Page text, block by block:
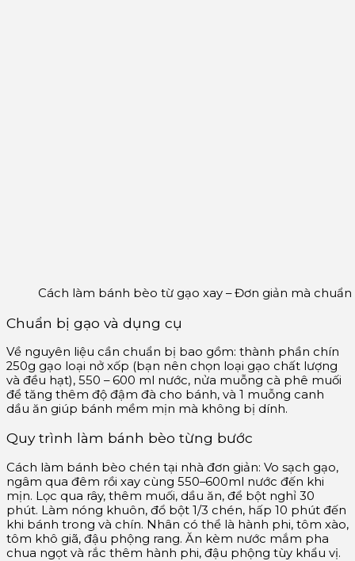
Cách làm bánh bèo từ gạo xay – Đơn giản mà chuẩn
Chuẩn bị gạo và dụng cụ
Về nguyên liệu cần chuẩn bị bao gồm: thành phần chín
250g gạo loại nở xốp (bạn nên chọn loại gạo chất lượng
và đều hạt), 550 – 600 ml nước, nửa muỗng cà phê muối
để tăng thêm độ đậm đà cho bánh, và 1 muỗng canh
dầu ăn giúp bánh mềm mịn mà không bị dính.
Quy trình làm bánh bèo từng bước
Cách làm bánh bèo chén tại nhà đơn giản: Vo sạch gạo,
ngâm qua đêm rồi xay cùng 550–600ml nước đến khi
mịn. Lọc qua rây, thêm muối, dầu ăn, để bột nghỉ 30
phút. Làm nóng khuôn, đổ bột 1/3 chén, hấp 10 phút đến
khi bánh trong và chín. Nhân có thể là hành phi, tôm xào,
tôm khô giã, đậu phộng rang. Ăn kèm nước mắm pha
chua ngọt và rắc thêm hành phi, đậu phộng tùy khẩu vị.